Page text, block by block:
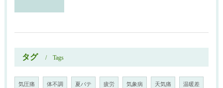
タグ Tags
気圧痛 体不調 夏バテ 疲労 気象病 天気痛 温暖差